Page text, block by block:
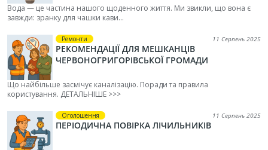
Вода — це частина нашого щоденного життя. Ми звикли, що вона є
завжди: зранку для чашки кави...
Ремонти 11 Серпень 2025
РЕКОМЕНДАЦІЇ ДЛЯ МЕШКАНЦІВ
ЧЕРВОНОГРИГОРІВСЬКОЇ ГРОМАДИ
Що найбільше засмічує каналізацію. Поради та правила
користування. ДЕТАЛЬНІШЕ >>>
Оголошення 11 Серпень 2025
ПЕРІОДИЧНА ПОВІРКА ЛІЧИЛЬНИКІВ